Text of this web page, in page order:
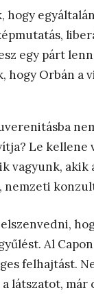
hogy
egy párt
Orbán a
Le
vagyunk,
nemzeti
Al
felhajtást.
látszatot, már